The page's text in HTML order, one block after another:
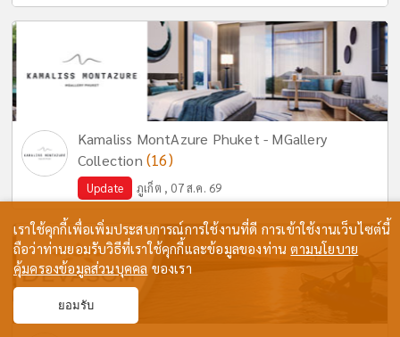
Kamaliss MontAzure Phuket - MGallery
Collection (16)
Update ภูเก็ต , 07 ส.ค. 69
เราใช้คุกกี้เพื่อเพิ่มประสบการณ์การใช้งานที่ดี การเข้าใช้งานเว็บไซต์นี้
ถือว่าท่านยอมรับวิธีที่เราใช้คุกกี้และข้อมูลของท่านตามนโยบาย
คุ้มครองข้อมูลส่วนบุคคล ของเรา
ยอมรับ